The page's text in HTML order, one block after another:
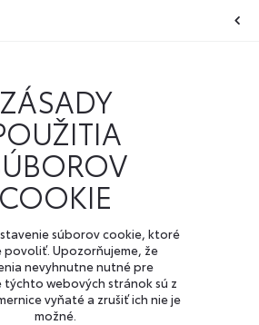
ZÁSADY
COOKIE
súborov cookie, ktoré
povoliť. Upozorňujeme, že
nevyhnutne nutné pre
webových stránok sú z
vyňaté a zrušiť ich nie je
možné.